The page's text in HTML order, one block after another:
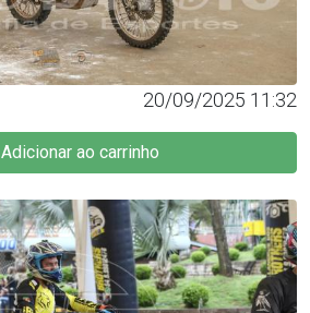
20/09/2025 11:32
Adicionar ao carrinho